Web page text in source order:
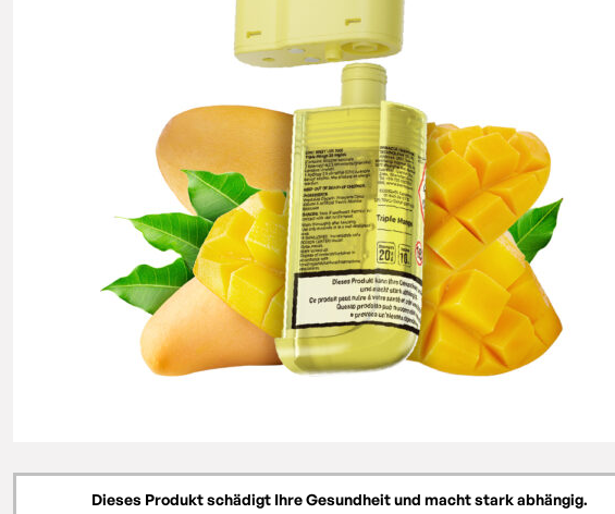
Dieses Produkt schädigt Ihre Gesundheit und macht stark abhängig.